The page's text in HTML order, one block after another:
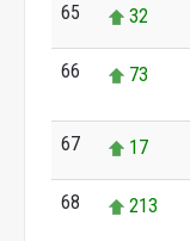
65 32
66 73
67 17
68 213